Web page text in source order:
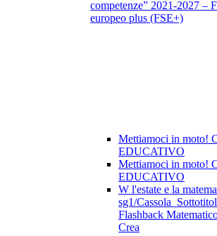
competenze” 2021-2027 –
europeo plus (FSE+)
Mettiamoci in moto!
EDUCATIVO
Mettiamoci in moto!
EDUCATIVO
W l'estate e la
sg1/
Flashback
Crea